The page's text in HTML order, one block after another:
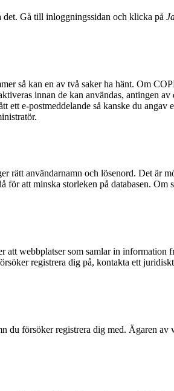
Gå till inloggningssidan och klicka på
så kan en av två saker ha hänt. Om
innan de kan användas, antingen
e-postmeddelande så kanske du angav
rätt användarnamn och lösenord. Det är
att minska storleken på databasen.
att webbplatser som samlar in
registrera dig på, kontakta ett
försöker registrera dig med. Ägaren